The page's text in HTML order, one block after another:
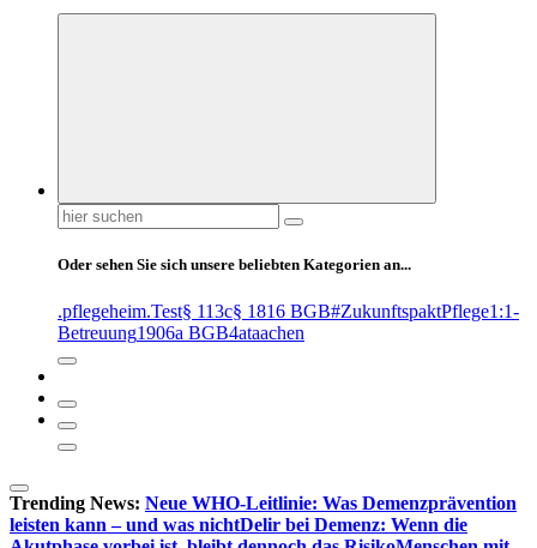
Suchen
nach:
Oder sehen Sie sich unsere beliebten Kategorien an...
.pflegeheim.Test§ 113c§ 1816 BGB#ZukunftspaktPflege1:1-
Betreuung1906a BGB4ataachen
Trending News: Neue WHO-Leitlinie: Was Demenzprävention
leisten kann – und was nichtDelir bei Demenz: Wenn die